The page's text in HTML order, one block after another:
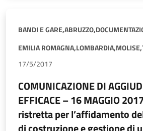
BANDI E GARE,ABRUZZO,
EMILIA ROMAGNA,LOMBARDIA,MOLISE,
17/5/2017
COMUNICAZIONE DI
EFFICACE – 16 MAGGIO
ristretta per l’affidamento